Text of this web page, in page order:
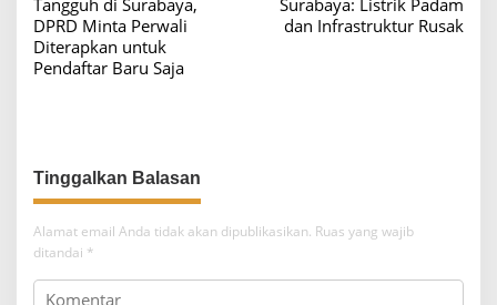
v
i
i
p
o
s
Tangguh di Surabaya,
DPRD Minta Perwali
Diterapkan untuk
Pendaftar Baru Saja
Surabaya: Listrik Padam
dan Infrastruktur Rusak
Alamat email Anda tidak akan dipublikasikan. Ruas yang wajib
ditandai *